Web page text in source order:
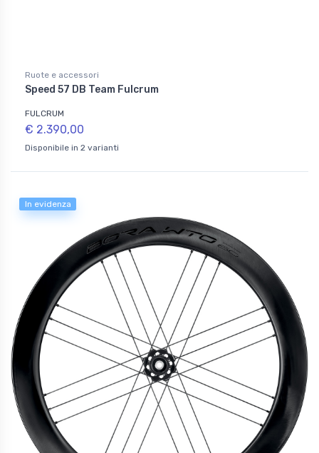
Ruote e accessori
Speed 57 DB Team Fulcrum
FULCRUM
€ 2.390,00
Disponibile in 2 varianti
In evidenza